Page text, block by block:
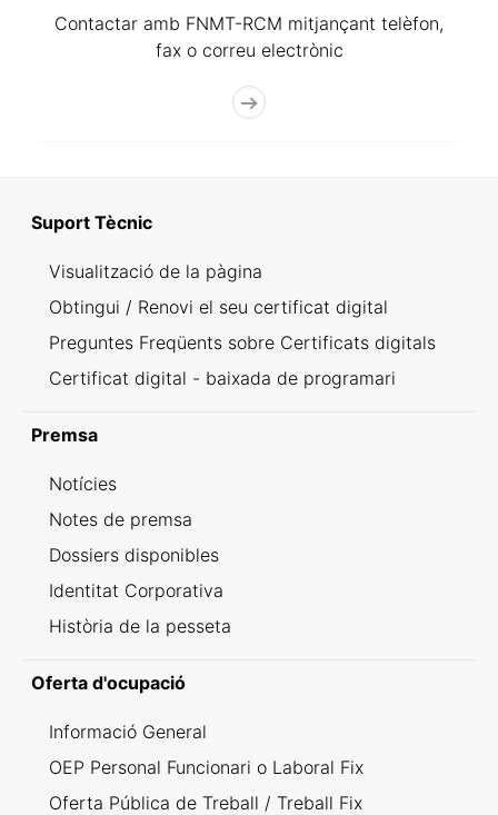
Contactar amb FNMT-RCM mitjançant telèfon,
fax o correu electrònic
Suport Tècnic
Visualització de la pàgina
Obtingui / Renovi el seu certificat digital
Preguntes Freqüents sobre Certificats digitals
Certificat digital - baixada de programari
Premsa
Notícies
Notes de premsa
Dossiers disponibles
Identitat Corporativa
Història de la pesseta
Oferta d'ocupació
Informació General
OEP Personal Funcionari o Laboral Fix
Oferta Pública de Treball / Treball Fix